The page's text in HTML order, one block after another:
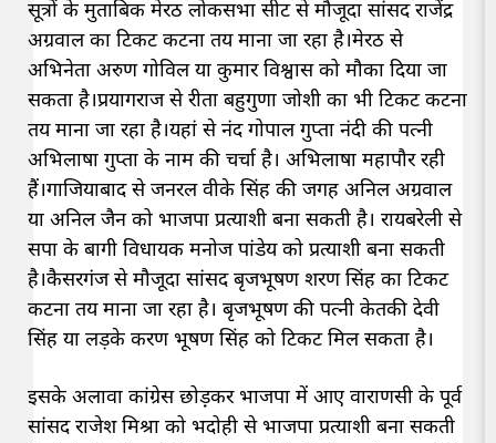
सूत्रों के मुताबिक मेरठ लोकसभा सीट से मौजूदा सांसद राजेंद्र
अग्रवाल का टिकट कटना तय माना जा रहा है।मेरठ से
अभिनेता अरुण गोविल या कुमार विश्वास को मौका दिया जा
सकता है।प्रयागराज से रीता बहुगुणा जोशी का भी टिकट कटना
तय माना जा रहा है।यहां से नंद गोपाल गुप्ता नंदी की पत्नी
अभिलाषा गुप्ता के नाम की चर्चा है। अभिलाषा महापौर रही
हैं।गाजियाबाद से जनरल वीके सिंह की जगह अनिल अग्रवाल
या अनिल जैन को भाजपा प्रत्याशी बना सकती है। रायबरेली से
सपा के बागी विधायक मनोज पांडेय को प्रत्याशी बना सकती
है।कैसरगंज से मौजूदा सांसद बृजभूषण शरण सिंह का टिकट
कटना तय माना जा रहा है। बृजभूषण की पत्नी केतकी देवी
सिंह या लड़के करण भूषण सिंह को टिकट मिल सकता है।
इसके अलावा कांग्रेस छोड़़कर भाजपा में आए वाराणसी के पूर्व
सांसद राजेश मिश्रा को भदोही से भाजपा प्रत्याशी बना सकती